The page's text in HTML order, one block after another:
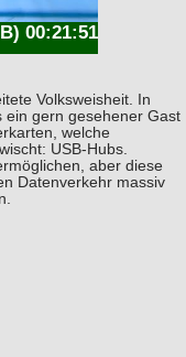
00:21:51
Volksweisheit. In
ein gern gesehener Gast
welche
USB-Hubs.
aber diese
Datenverkehr massiv